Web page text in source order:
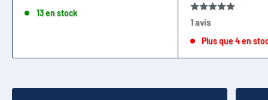
ICR18650NH
18650KAHL
13 en stock
1 avis
Plus que 4 en